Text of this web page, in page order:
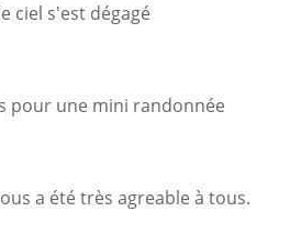
ciel s'est dégagé
pour une mini randonnée
a été très agreable à tous.